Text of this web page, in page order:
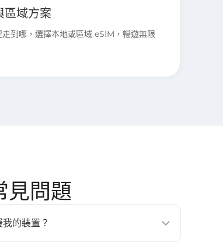
區域方案
走到哪，選擇本地或區域 eSIM，暢遊無限
問題
的裝置？